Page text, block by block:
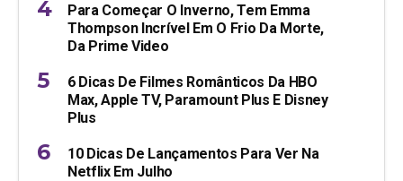
Para Começar O Inverno, Tem Emma
Thompson Incrível Em O Frio Da Morte,
Da Prime Video
6 Dicas De Filmes Românticos Da HBO
Max, Apple TV, Paramount Plus E Disney
Plus
10 Dicas De Lançamentos Para Ver Na
Netflix Em Julho